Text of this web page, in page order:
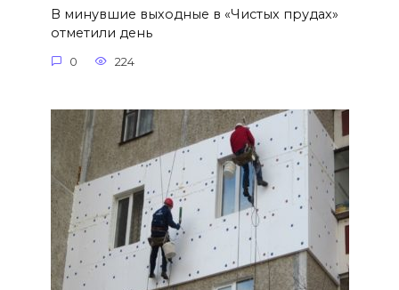
В минувшие выходные в «Чистых прудах»
отметили день
0 224